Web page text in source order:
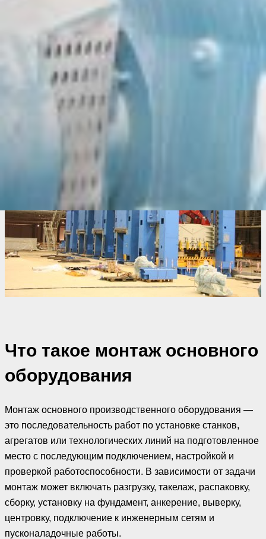
производственного процесса. Особенно важно
соблюдать технологию при установке тяжелых станков,
прессов, емкостного оборудования, энергетических
агрегатов, производственных линий и других
промышленных систем, где имеют значение масса,
габариты, точность позиционирования и условия
эксплуатации.
Что такое монтаж основного
оборудования
Монтаж основного производственного оборудования —
это последовательность работ по установке станков,
агрегатов или технологических линий на подготовленное
место с последующим подключением, настройкой и
проверкой работоспособности. В зависимости от задачи
монтаж может включать разгрузку, такелаж, распаковку,
сборку, установку на фундамент, анкерение, выверку,
центровку, подключение к инженерным сетям и
пусконаладочные работы.